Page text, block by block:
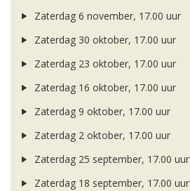
Zaterdag 6 november, 17.00 uur
Zaterdag 30 oktober, 17.00 uur
Zaterdag 23 oktober, 17.00 uur
Zaterdag 16 oktober, 17.00 uur
Zaterdag 9 oktober, 17.00 uur
Zaterdag 2 oktober, 17.00 uur
Zaterdag 25 september, 17.00 uur
Zaterdag 18 september, 17.00 uur